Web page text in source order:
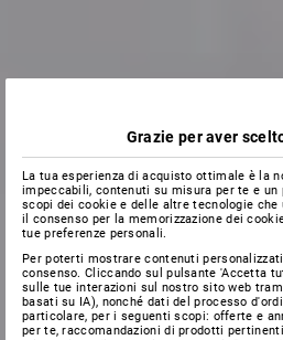
Grazie per aver
La tua esperienza di acquisto ottimale è la
impeccabili, contenuti su misura per te e
scopi dei cookie e delle altre tecnologie
il consenso per la memorizzazione dei
tue preferenze personali.
Per poterti mostrare contenuti
consenso. Cliccando sul pulsante 'Accetta
sulle tue interazioni sul nostro sito web
basati su IA), nonché dati del processo
particolare, per i seguenti scopi: offerte e
per te, raccomandazioni di prodotti